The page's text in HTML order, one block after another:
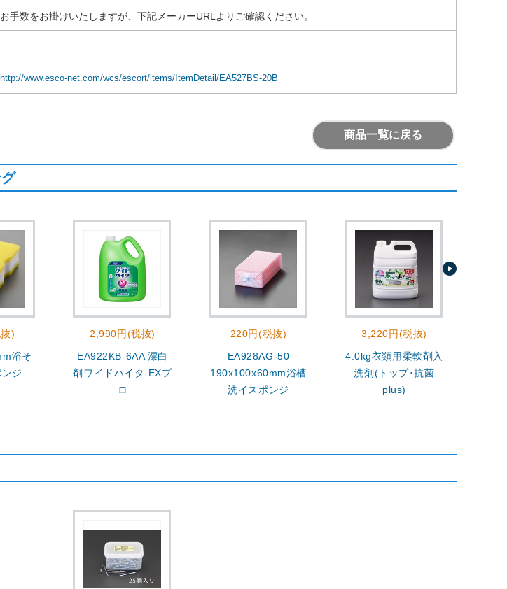
お手数をお掛けいたしますが、下記メーカーURLよりご確認ください。
http://www.esco-net.com/wcs/escort/items/ItemDetail/EA527BS-20B
商品一覧に戻る
)
浴そ
ジ
2,990円(税抜)
EA922KB-6AA 漂白
剤ワイドハイタ-EXプ
ロ
220円(税抜)
EA928AG-50
190x100x60mm浴槽
洗イスポンジ
3,220円(税抜)
4.0kg衣類用柔軟剤入
洗剤(トップ･抗菌
plus)